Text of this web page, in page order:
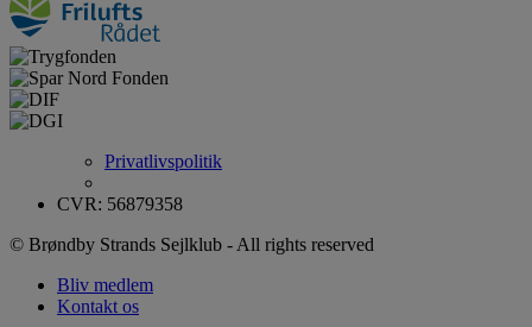
Privatlivspolitik
CVR: 56879358
© Brøndby Strands Sejlklub - All rights reserved
Bliv medlem
Kontakt os